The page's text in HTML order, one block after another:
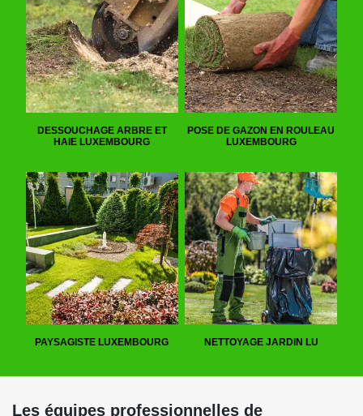
DESSOUCHAGE ARBRE ET
HAIE LUXEMBOURG
POSE DE GAZON EN ROULEAU
LUXEMBOURG
PAYSAGISTE LUXEMBOURG NETTOYAGE JARDIN LU
Les équipes professionnelles de